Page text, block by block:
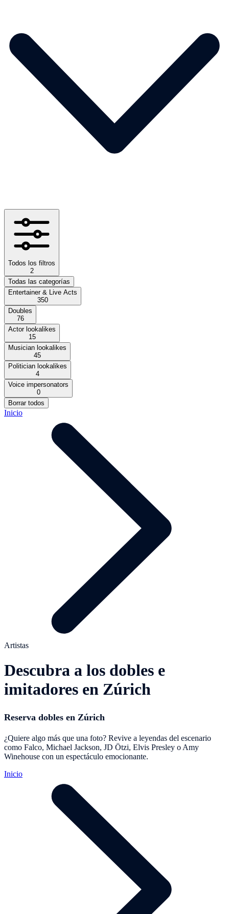
Todos los filtros
2
Todas las categorías
Entertainer & Live Acts
350
Doubles
76
Actor lookalikes
15
Musician lookalikes
45
Politician lookalikes
4
Voice impersonators
0
Borrar todos
Inicio
Artistas
Descubra a los dobles e
imitadores en Zúrich
Reserva dobles en Zúrich
¿Quiere algo más que una foto? Revive a leyendas del escenario
como Falco, Michael Jackson, JD Ötzi, Elvis Presley o Amy
Winehouse con un espectáculo emocionante.
Inicio